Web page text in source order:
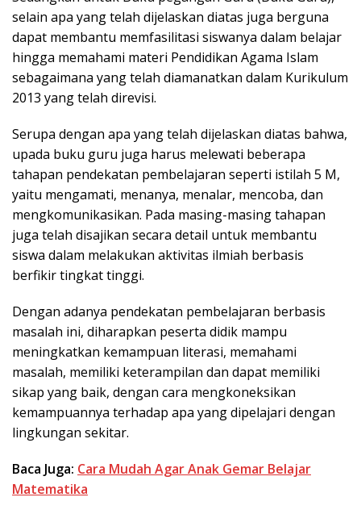
selain apa yang telah dijelaskan diatas juga berguna
dapat membantu memfasilitasi siswanya dalam belajar
hingga memahami materi Pendidikan Agama Islam
sebagaimana yang telah diamanatkan dalam Kurikulum
2013 yang telah direvisi.
Serupa dengan apa yang telah dijelaskan diatas bahwa,
upada buku guru juga harus melewati beberapa
tahapan pendekatan pembelajaran seperti istilah 5 M,
yaitu mengamati, menanya, menalar, mencoba, dan
mengkomunikasikan. Pada masing-masing tahapan
juga telah disajikan secara detail untuk membantu
siswa dalam melakukan aktivitas ilmiah berbasis
berfikir tingkat tinggi.
Dengan adanya pendekatan pembelajaran berbasis
masalah ini, diharapkan peserta didik mampu
meningkatkan kemampuan literasi, memahami
masalah, memiliki keterampilan dan dapat memiliki
sikap yang baik, dengan cara mengkoneksikan
kemampuannya terhadap apa yang dipelajari dengan
lingkungan sekitar.
Baca Juga: Cara Mudah Agar Anak Gemar Belajar
Matematika